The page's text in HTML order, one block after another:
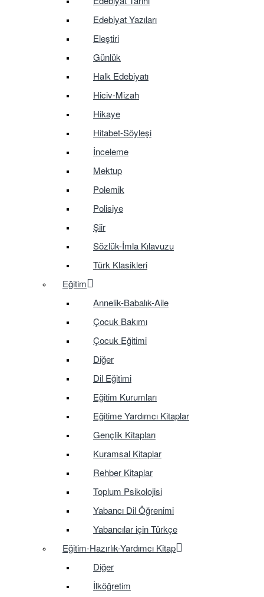
Edebiyat Yazıları
Eleştiri
Günlük
Halk Edebiyatı
Hiciv-Mizah
Hikaye
Hitabet-Söyleşi
İnceleme
Mektup
Polemik
Polisiye
Şiir
Sözlük-İmla Kılavuzu
Türk Klasikleri
Eğitim
Annelik-Babalık-Aile
Çocuk Bakımı
Çocuk Eğitimi
Diğer
Dil Eğitimi
Eğitim Kurumları
Eğitime Yardımcı Kitaplar
Gençlik Kitapları
Kuramsal Kitaplar
Rehber Kitaplar
Toplum Psikolojisi
Yabancı Dil Öğrenimi
Yabancılar için Türkçe
Eğitim-Hazırlık-Yardımcı Kitap
Diğer
İlköğretim